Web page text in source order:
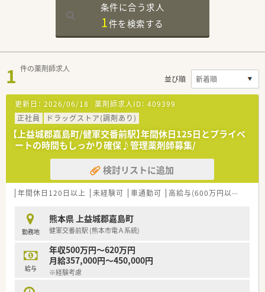
条件に合う求人
1件を検索する
1 件の薬剤師求人
並び順
更新日： 2026/06/18 薬剤師求人ID： 409399
正社員
ドラッグストア(調剤あり)
【上益城郡嘉島町/健軍交番前駅】年間休日125日とプライベ
ートの時間もしっかり確保♪管理薬剤師募集/
検討リストに追加
年間休日120日以上 未経験可 車通勤可 高給与(600万円以上)
勤務地
熊本県 上益城郡嘉島町
健軍交番前駅 (熊本市電Ａ系統)
給与
年収500万円～620万円
月給357,000円～450,000円
※経験考慮